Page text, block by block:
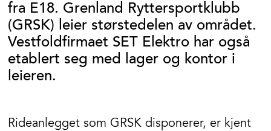
fra E18. Grenland Ryttersportklubb
(GRSK) leier størstedelen av området.
Vestfoldfirmaet SET Elektro har også
etablert seg med lager og kontor i
leieren.
Rideanlegget som GRSK disponerer, er kjent